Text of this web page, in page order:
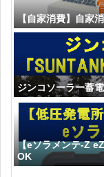
【自家消費】自家
ジンコソーラー蓄
【eソラメンテ-Z
OK